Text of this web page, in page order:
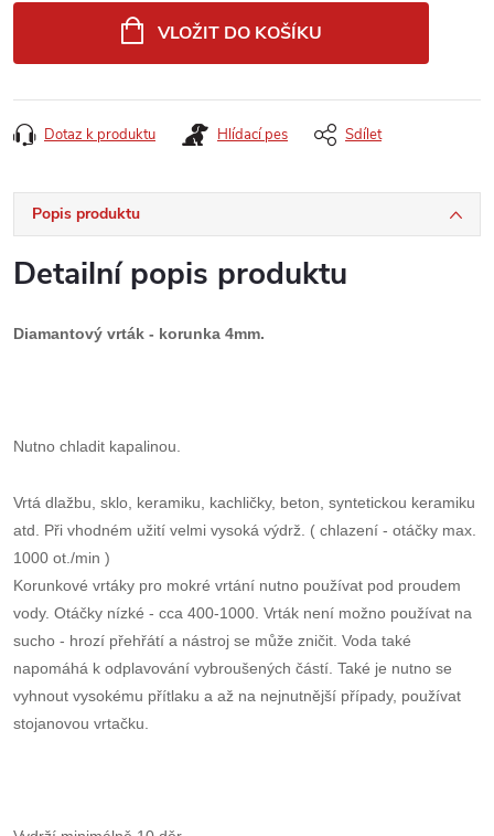
VLOŽIT DO KOŠÍKU
Dotaz k produktu Hlídací pes Sdílet
Popis produktu
Detailní popis produktu
Diamantový vrták - korunka 4mm.
Nutno chladit kapalinou.
Vrtá dlažbu, sklo, keramiku, kachličky, beton, syntetickou keramiku
atd. Při vhodném užití velmi vysoká výdrž. ( chlazení - otáčky max.
1000 ot./min )
Korunkové vrtáky pro mokré vrtání nutno používat pod proudem
vody. Otáčky nízké - cca 400-1000. Vrták není možno používat na
sucho - hrozí přehřátí a nástroj se může zničit. Voda také
napomáhá k odplavování vybroušených částí. Také je nutno se
vyhnout vysokému přítlaku a až na nejnutnější případy, používat
stojanovou vrtačku.